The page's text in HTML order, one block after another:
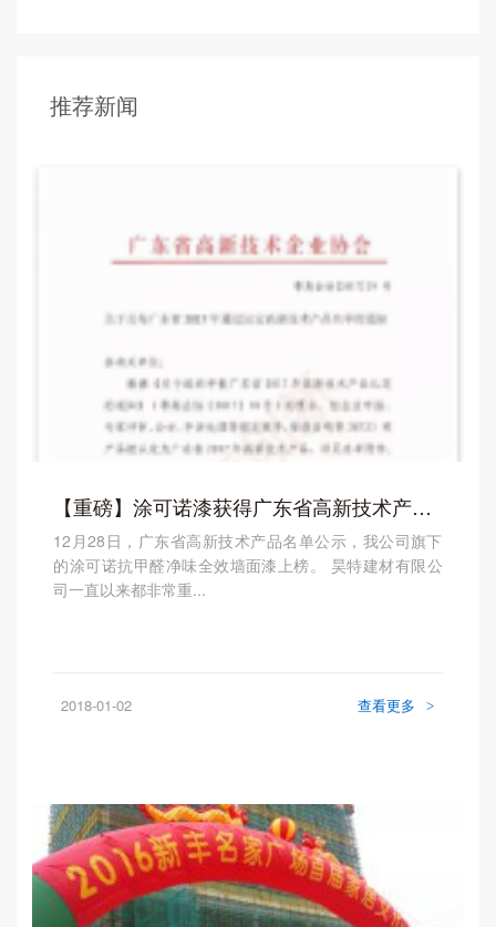
推荐新闻
【重磅】涂可诺漆获得广东省高新技术产品认定
12月28日，广东省高新技术产品名单公示，我公司旗下
的涂可诺抗甲醛净味全效墙面漆上榜。 昊特建材有限公
司一直以来都非常重...
2018-01-02 查看更多 >